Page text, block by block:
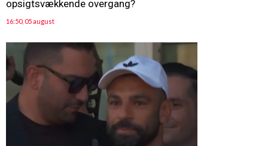
opsigtsvækkende overgang?
16:50, 05 august